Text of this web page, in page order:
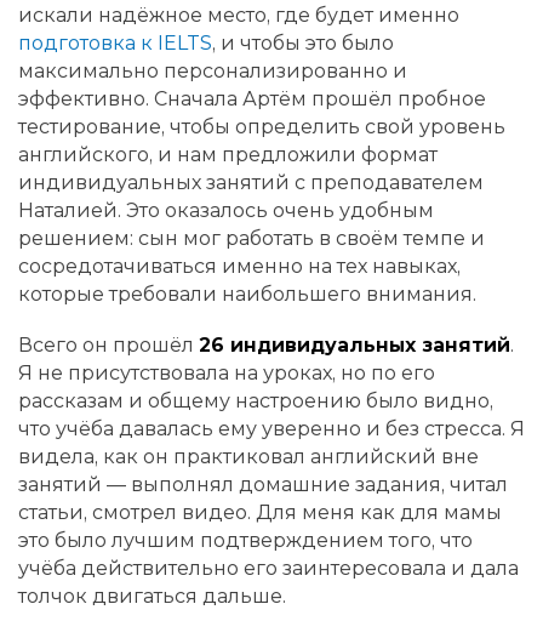
искали надёжное место, где будет именно
подготовка к IELTS, и чтобы это было
максимально персонализированно и
эффективно. Сначала Артём прошёл пробное
тестирование, чтобы определить свой уровень
английского, и нам предложили формат
индивидуальных занятий с преподавателем
Наталией. Это оказалось очень удобным
решением: сын мог работать в своём темпе и
сосредотачиваться именно на тех навыках,
которые требовали наибольшего внимания.
Всего он прошёл 26 индивидуальных занятий.
Я не присутствовала на уроках, но по его
рассказам и общему настроению было видно,
что учёба давалась ему уверенно и без стресса. Я
видела, как он практиковал английский вне
занятий — выполнял домашние задания, читал
статьи, смотрел видео. Для меня как для мамы
это было лучшим подтверждением того, что
учёба действительно его заинтересовала и дала
толчок двигаться дальше.